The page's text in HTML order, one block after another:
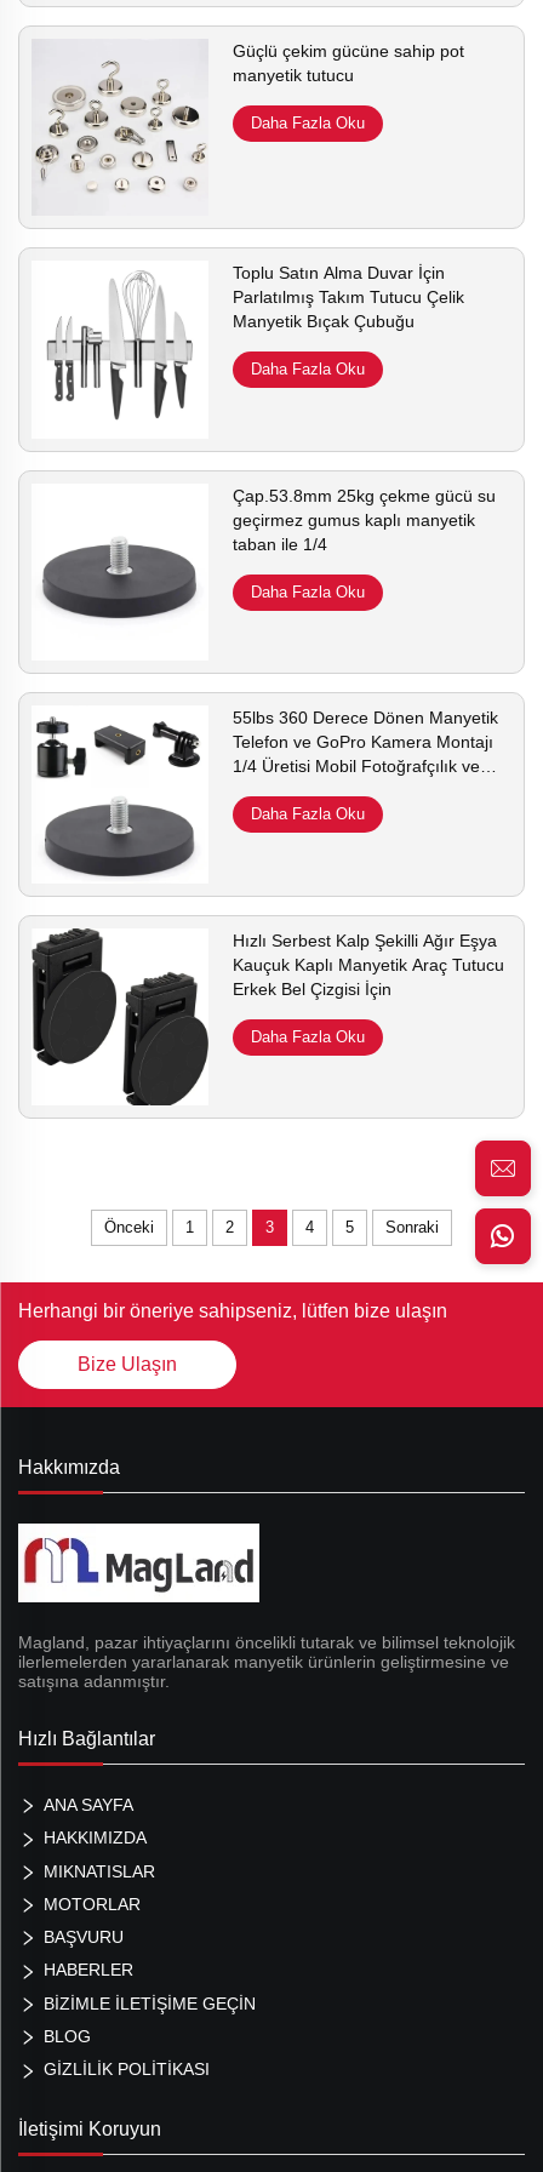
Güçlü çekim gücüne sahip pot
manyetik tutucu
Daha Fazla Oku
Toplu Satın Alma Duvar İçin
Parlatılmış Takım Tutucu Çelik
Manyetik Bıçak Çubuğu
Daha Fazla Oku
Çap.53.8mm 25kg çekme gücü su
geçirmez gumus kaplı manyetik
taban ile 1/4
Daha Fazla Oku
55lbs 360 Derece Dönen Manyetik
Telefon ve GoPro Kamera Montajı
1/4 Üretisi Mobil Fotoğrafçılık ve
Daha Fazla Oku
Hızlı Serbest Kalp Şekilli Ağır Eşya
Kauçuk Kaplı Manyetik Araç Tutucu
Erkek Bel Çizgisi İçin
Daha Fazla Oku
Önceki 1 2 3 4 5 Sonraki
Herhangi bir öneriye sahipseniz, lütfen bize ulaşın
Bize Ulaşın
Hakkımızda
Magland, pazar ihtiyaçlarını öncelikli tutarak ve bilimsel teknolojik
ilerlemelerden yararlanarak manyetik ürünlerin geliştirmesine ve
satışına adanmıştır.
Hızlı Bağlantılar
ANA SAYFA
HAKKIMIZDA
MIKNATISLAR
MOTORLAR
BAŞVURU
HABERLER
BİZİMLE İLETİŞİME GEÇİN
BLOG
GIZLILIK POLITIKASI
İletişimi Koruyun